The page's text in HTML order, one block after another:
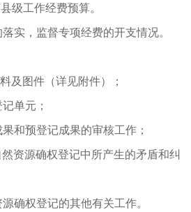
级工作经费预算。
，监督专项经费的开支情况。
图件（详见附件）；
单元；
预登记成果的审核工作；
源确权登记中所产生的矛盾和纠
权登记的其他有关工作。